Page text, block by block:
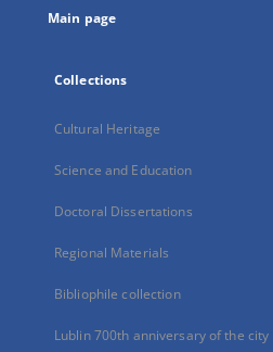
Main page
Collections
Cultural Heritage
Science and Education
Doctoral Dissertations
Regional Materials
Bibliophile collection
Lublin 700th anniversary of the city